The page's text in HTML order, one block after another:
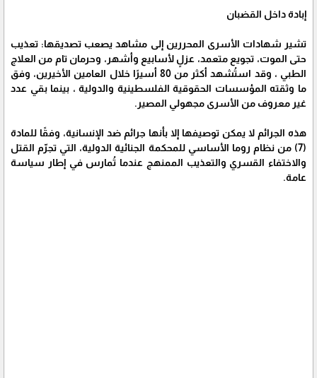
إبادة داخل القضبان
تشير شهادات الأسرى المحررين إلى مشاهد يصعب تصديقها: تعذيب
حتى الموت، تجويع متعمد، عزلٍ لأسابيع وأشهر، وحرمان تام من العلاج
الطبي ، وقد استُشهد أكثر من 80 أسيرًا خلال العامين الأخيرين، وفق
ما وثقته المؤسسات الحقوقية الفلسطينية والدولية ، بينما بقي عدد
غير معروف من الأسرى مجهولي المصير.
هذه الجرائم لا يمكن توصيفها إلا بأنها جرائم ضد الإنسانية، وفقًا للمادة
(7) من نظام روما الأساسي للمحكمة الجنائية الدولية، التي تجرّم القتل
والاختفاء القسري والتعذيب الممنهج عندما تُمارس في إطار سياسة
عامة.